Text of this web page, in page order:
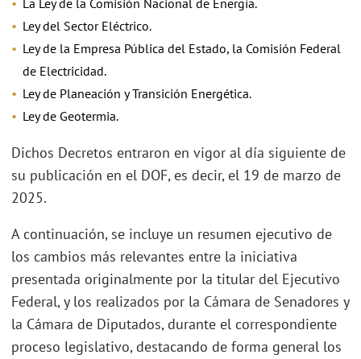
La Ley de la Comisión Nacional de Energía.
Ley del Sector Eléctrico.
Ley de la Empresa Pública del Estado, la Comisión Federal
de Electricidad.
Ley de Planeación y Transición Energética.
Ley de Geotermia.
Dichos Decretos entraron en vigor al día siguiente de
su publicación en el DOF, es decir, el 19 de marzo de
2025.
A continuación, se incluye un resumen ejecutivo de
los cambios más relevantes entre la iniciativa
presentada originalmente por la titular del Ejecutivo
Federal, y los realizados por la Cámara de Senadores y
la Cámara de Diputados, durante el correspondiente
proceso legislativo, destacando de forma general los